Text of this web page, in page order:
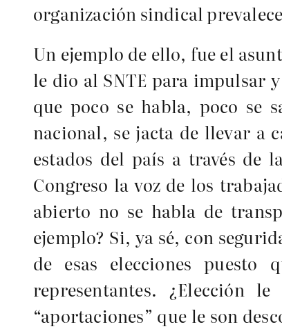
organización sindical
Un ejemplo de ello, fue el
le dio al SNTE para impulsar
que poco se habla, poco se
nacional, se jacta de llevar a
estados del país a través de
Congreso la voz de los
abierto no se habla de
ejemplo? Si, ya sé, con
de esas elecciones
representantes. ¿Elección
“aportaciones” que le son